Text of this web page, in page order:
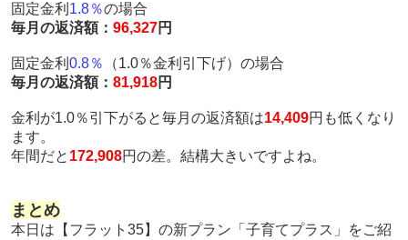
固定金利 1.8％の場合
毎月の返済額： 96,327円
固定金利 0.8％
（1.0％金利引下げ）の場合
毎月の返済額： 81,918円
金利が1.0％引下がると毎月の返済額は14,409円も低くなり
ます。
年間だと 172,908円の差。結構大きいですよね。
まとめ
本日は【フラット35】の新プラン「子育てプラス」をご紹